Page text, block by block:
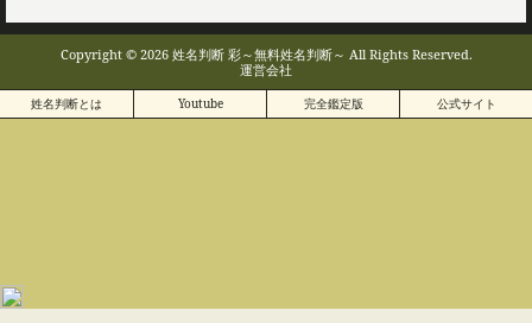
Copyright © 2026 姓名判断 彩～無料姓名判断～ All Rights Reserved.
運営会社
姓名判断とは Youtube 完全鑑定版 公式サイト